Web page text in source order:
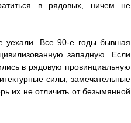
в рядовых, ничем не
уехали. Все 90-е годы бывшая
западную. Если
в рядовую провинциальную
силы, замечательные
их не отличить от безымянной